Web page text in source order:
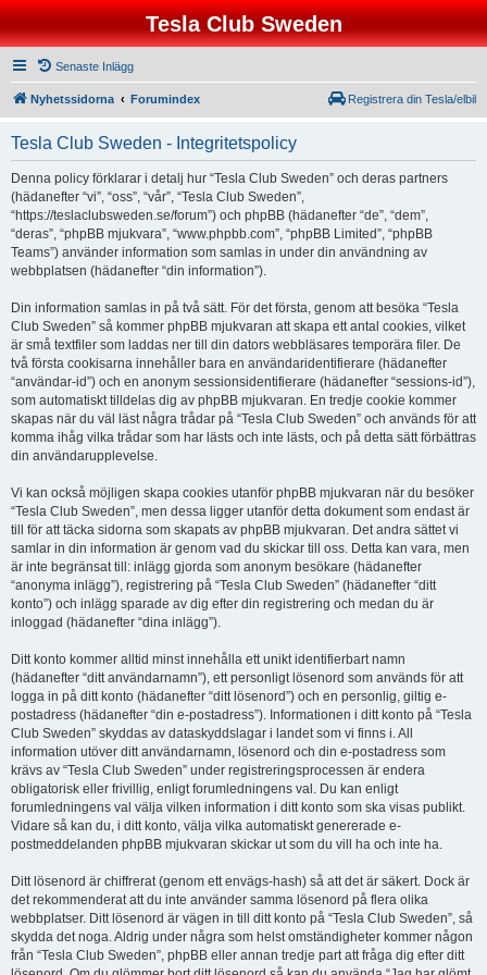
Tesla Club Sweden
Senaste Inlägg
Nyhetssidorna Forumindex Registrera din Tesla/elbil
Tesla Club Sweden - Integritetspolicy
Denna policy förklarar i detalj hur “Tesla Club Sweden” och deras partners
(hädanefter “vi”, “oss”, “vår”, “Tesla Club Sweden”,
“https://teslaclubsweden.se/forum”) och phpBB (hädanefter “de”, “dem”,
“deras”, “phpBB mjukvara”, “www.phpbb.com”, “phpBB Limited”, “phpBB
Teams”) använder information som samlas in under din användning av
webbplatsen (hädanefter “din information”).
Din information samlas in på två sätt. För det första, genom att besöka “Tesla
Club Sweden” så kommer phpBB mjukvaran att skapa ett antal cookies, vilket
är små textfiler som laddas ner till din dators webbläsares temporära filer. De
två första cookisarna innehåller bara en användaridentifierare (hädanefter
“användar-id”) och en anonym sessionsidentifierare (hädanefter “sessions-id”),
som automatiskt tilldelas dig av phpBB mjukvaran. En tredje cookie kommer
skapas när du väl läst några trådar på “Tesla Club Sweden” och används för att
komma ihåg vilka trådar som har lästs och inte lästs, och på detta sätt förbättras
din användarupplevelse.
Vi kan också möjligen skapa cookies utanför phpBB mjukvaran när du besöker
“Tesla Club Sweden”, men dessa ligger utanför detta dokument som endast är
till för att täcka sidorna som skapats av phpBB mjukvaran. Det andra sättet vi
samlar in din information är genom vad du skickar till oss. Detta kan vara, men
är inte begränsat till: inlägg gjorda som anonym besökare (hädanefter
“anonyma inlägg”), registrering på “Tesla Club Sweden” (hädanefter “ditt
konto”) och inlägg sparade av dig efter din registrering och medan du är
inloggad (hädanefter “dina inlägg”).
Ditt konto kommer alltid minst innehålla ett unikt identifierbart namn
(hädanefter “ditt användarnamn”), ett personligt lösenord som används för att
logga in på ditt konto (hädanefter “ditt lösenord”) och en personlig, giltig e-
postadress (hädanefter “din e-postadress”). Informationen i ditt konto på “Tesla
Club Sweden” skyddas av dataskyddslagar i landet som vi finns i. All
information utöver ditt användarnamn, lösenord och din e-postadress som
krävs av “Tesla Club Sweden” under registreringsprocessen är endera
obligatorisk eller frivillig, enligt forumledningens val. Du kan enligt
forumledningens val välja vilken information i ditt konto som ska visas publikt.
Vidare så kan du, i ditt konto, välja vilka automatiskt genererade e-
postmeddelanden phpBB mjukvaran skickar ut som du vill ha och inte ha.
Ditt lösenord är chiffrerat (genom ett envägs-hash) så att det är säkert. Dock är
det rekommenderat att du inte använder samma lösenord på flera olika
webbplatser. Ditt lösenord är vägen in till ditt konto på “Tesla Club Sweden”, så
skydda det noga. Aldrig under några som helst omständigheter kommer någon
från “Tesla Club Sweden”, phpBB eller annan tredje part att fråga dig efter ditt